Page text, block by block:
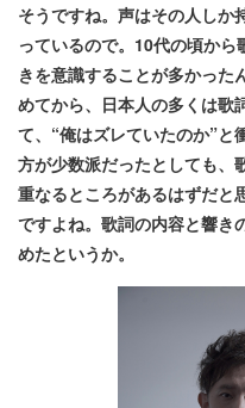
そうですね。声はその人しか
っているので。10代の頃か
きを意識することが多かった
めてから、日本人の多くは歌
て、“俺はズレていたのか”と
方が少数派だったとしても、
重なるところがあるはずだと
ですよね。歌詞の内容と響き
めたというか。